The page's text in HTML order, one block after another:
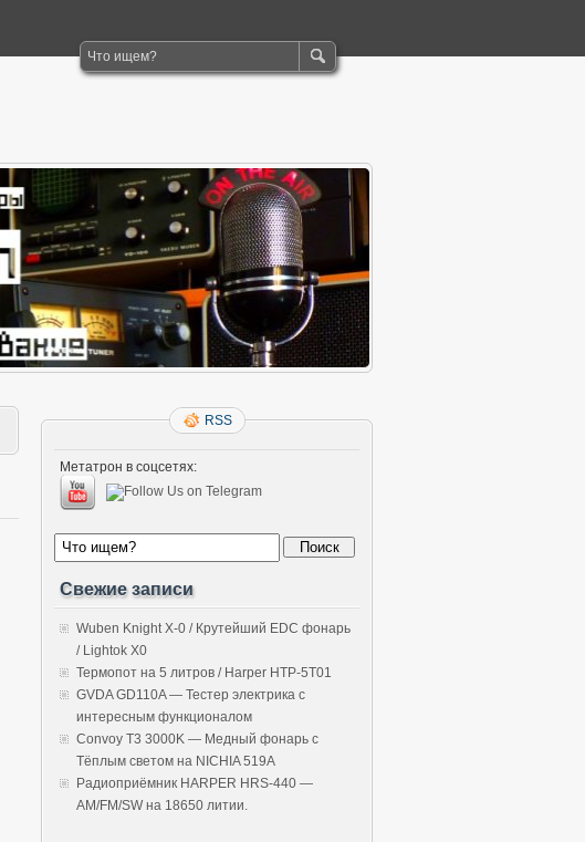
RSS
Метатрон в соцсетях:
Свежие записи
Wuben Knight X-0 / Крутейший EDC фонарь
/ Lightok X0
Термопот на 5 литров / Harper HTP-5T01
GVDA GD110A — Тестер электрика с
интересным функционалом
Convoy T3 3000K — Медный фонарь с
Тёплым светом на NICHIA 519A
Радиоприёмник HARPER HRS-440 —
AM/FM/SW на 18650 литии.